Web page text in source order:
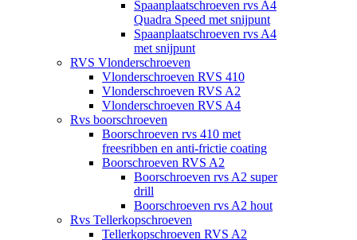
Spaanplaatschroeven rvs A4
Quadra Speed met snijpunt
Spaanplaatschroeven rvs A4
met snijpunt
RVS Vlonderschroeven
Vlonderschroeven RVS 410
Vlonderschroeven RVS A2
Vlonderschroeven RVS A4
Rvs boorschroeven
Boorschroeven rvs 410 met
freesribben en anti-frictie coating
Boorschroeven RVS A2
Boorschroeven rvs A2 super
drill
Boorschroeven rvs A2 hout
Rvs Tellerkopschroeven
Tellerkopschroeven RVS A2